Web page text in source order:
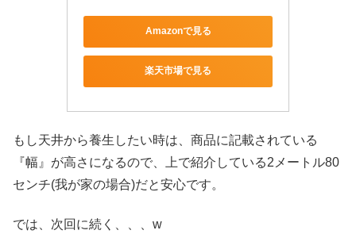
Amazonで見る
楽天市場で見る
もし天井から養生したい時は、商品に記載されている
『幅』が高さになるので、上で紹介している2メートル80
センチ(我が家の場合)だと安心です。
では、次回に続く、、、w